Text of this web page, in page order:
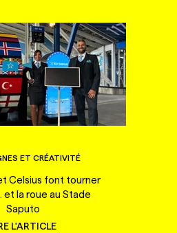
ET CRÉATIVITÉ
Celsius font tourner
et la roue au Stade
Saputo
L'ARTICLE